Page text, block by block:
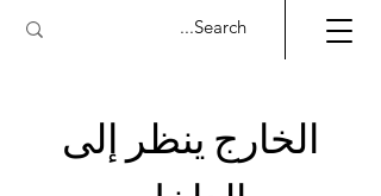
الخارج ينظر إلى